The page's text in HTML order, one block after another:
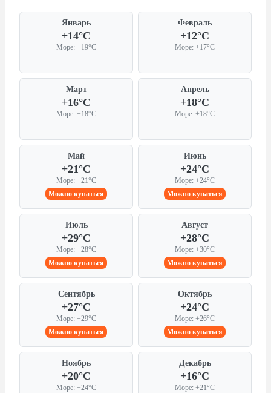
Январь
+14°C
Море: +19°C
Февраль
+12°C
Море: +17°C
Март
+16°C
Море: +18°C
Апрель
+18°C
Море: +18°C
Май
+21°C
Море: +21°C
Можно купаться
Июнь
+24°C
Море: +24°C
Можно купаться
Июль
+29°C
Море: +28°C
Можно купаться
Август
+28°C
Море: +30°C
Можно купаться
Сентябрь
+27°C
Море: +29°C
Можно купаться
Октябрь
+24°C
Море: +26°C
Можно купаться
Ноябрь
+20°C
Море: +24°C
Декабрь
+16°C
Море: +21°C